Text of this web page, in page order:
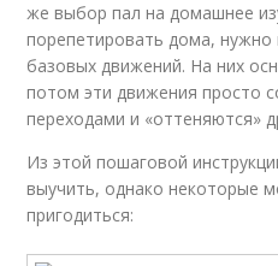
же выбор пал на домашнее
порепетировать дома, нужно
базовых движений. На них
потом эти движения просто
переходами и «оттеняются»
Из этой пошаговой
выучить, однако некоторые
пригодиться: